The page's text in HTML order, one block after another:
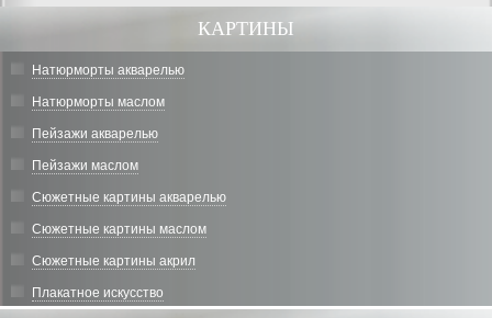
КАРТИНЫ
Натюрморты акварелью
Натюрморты маслом
Пейзажи акварелью
Пейзажи маслом
Сюжетные картины акварелью
Сюжетные картины маслом
Сюжетные картины акрил
Плакатное искусство